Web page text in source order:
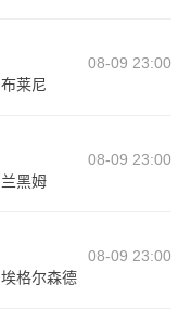
08-09 23:00
布莱尼
08-09 23:00
兰黑姆
08-09 23:00
埃格尔森德